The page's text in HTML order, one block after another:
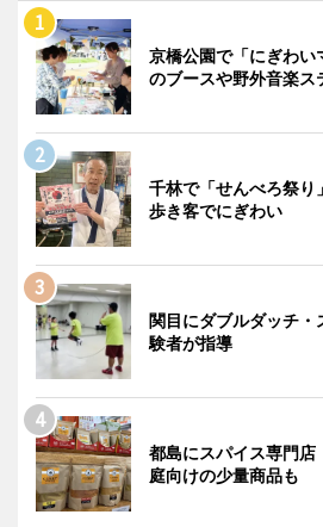
京橋公園で「にぎわ
のブースや野外音楽ス
千林で「せんべろ祭
歩き客でにぎわい
関目にダブルダッチ
験者が指導
都島にスパイス専門
庭向けの少量商品も